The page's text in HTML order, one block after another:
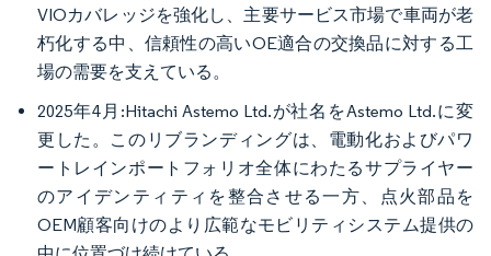
VIOカバレッジを強化し、主要サービス市場で車両が老
朽化する中、信頼性の高いOE適合の交換品に対する工
場の需要を支えている。
2025年4月:Hitachi Astemo Ltd.が社名をAstemo Ltd.に変
更した。このリブランディングは、電動化およびパワ
ートレインポートフォリオ全体にわたるサプライヤー
のアイデンティティを整合させる一方、点火部品を
OEM顧客向けのより広範なモビリティシステム提供の